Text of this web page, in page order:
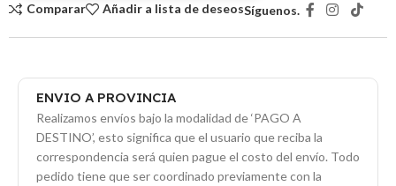
Comparar Añadir a lista de deseosSíguenos.
ENVIO A PROVINCIA
Realizamos envíos bajo la modalidad de ‘PAGO A
DESTINO’, esto significa que el usuario que reciba la
correspondencia será quien pague el costo del envío. Todo
pedido tiene que ser coordinado previamente con la